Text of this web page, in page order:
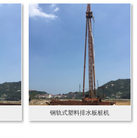
钢轨式塑料排水板桩机